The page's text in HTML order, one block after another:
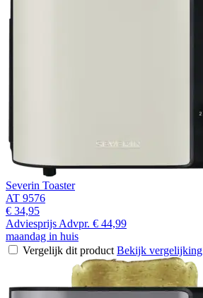
Severin Toaster
AT 9576
€ 34,95
Adviesprijs Advpr. € 44,99
maandag in huis
Vergelijk dit product Bekijk vergelijking